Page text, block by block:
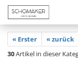
« Erster « zurück
30Artikel in dieser